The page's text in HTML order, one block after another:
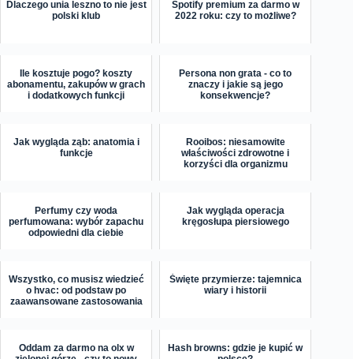
Dlaczego unia leszno to nie jest
polski klub
Spotify premium za darmo w
2022 roku: czy to możliwe?
Ile kosztuje pogo? koszty
abonamentu, zakupów w grach
i dodatkowych funkcji
Persona non grata - co to
znaczy i jakie są jego
konsekwencje?
Jak wygląda ząb: anatomia i
funkcje
Rooibos: niesamowite
właściwości zdrowotne i
korzyści dla organizmu
Perfumy czy woda
perfumowana: wybór zapachu
odpowiedni dla ciebie
Jak wygląda operacja
kręgosłupa piersiowego
Wszystko, co musisz wiedzieć
o hvac: od podstaw po
zaawansowane zastosowania
Święte przymierze: tajemnica
wiary i historii
Oddam za darmo na olx w
Hash browns: gdzie je kupić w